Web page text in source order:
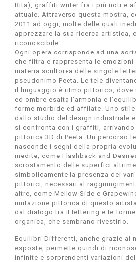
Rita), graffiti writer fra i più noti e
attuale. Attraverso questa mostra,
2011 ad oggi, molte delle quali
apprezzare la sua ricerca artistica,
riconoscibile.
Ogni opera corrisponde ad una
che filtra e rappresenta le emozioni
materia scultorea delle singole
pseudonimo Peeta. Le tele
il linguaggio è ritmo pittorico, dove
ed ombre esalta l’armonia e
forme morbide ed affilate. Uno
dallo studio del design industriale
si confronta con i graffiti, arrivando
pittorica 3D di Peeta. Un percorso
nasconde i segni della propria
inedite, come Flashback and
scrostamento delle superfici
simbolicamente la presenza dei
pittorici, necessari al
altre, come Mellow Side e
mutazione pittorica di questo
dal dialogo tra il lettering e le
organica, che sembrano rivestirlo.
Equilibri Differenti, anche grazie al
esposte, permette quindi di
infinite e sorprendenti variazioni